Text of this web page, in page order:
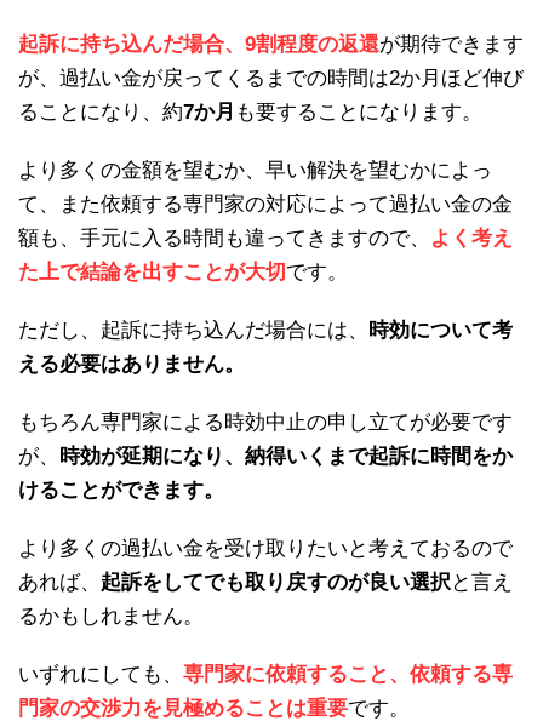
起訴に持ち込んだ場合、9割程度の返還が期待できます
が、過払い金が戻ってくるまでの時間は2か月ほど伸び
ることになり、約7か月 も要することになります。
より多くの金額を望むか、早い解決を望むかによっ
て、また依頼する専門家の対応によって過払い金の金
額も、手元に入る時間も違ってきますので、
よく考え
た上で結論を出すことが大切 です。
ただし、起訴に持ち込んだ場合には、
時効について考
える必要はありません。
もちろん専門家による時効中止の申し立てが必要です
が、
時効が延期になり、納得いくまで起訴に時間をか
けることができます。
より多くの過払い金を受け取りたいと考えておるので
あれば、 起訴をしてでも取り戻すのが良い選択 と言え
るかもしれません。
いずれにしても、 専門家に依頼すること、依頼する専
門家の交渉力を見極めることは重要です。